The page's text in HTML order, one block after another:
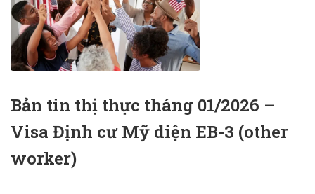
Bản tin thị thực tháng 01/2026 –
Visa Định cư Mỹ diện EB-3 (other
worker)